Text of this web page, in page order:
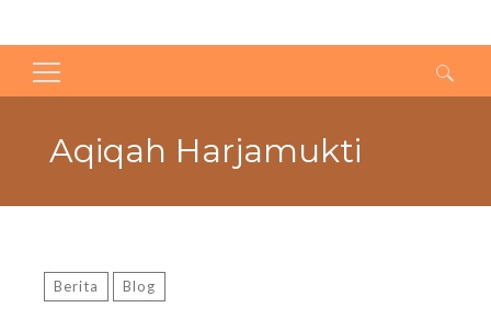
Search
Aqiqah Harjamukti
Berita Blog